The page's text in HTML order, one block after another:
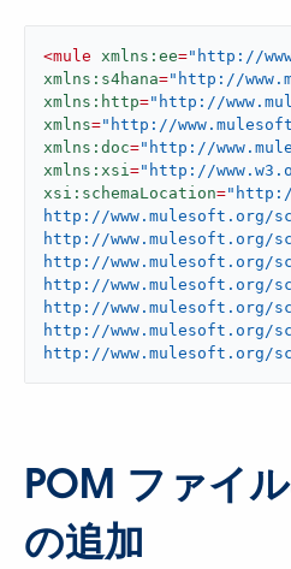
<mule xmlns:ee="http://
xmlns:s4hana="http://
xmlns:http="http://
xmlns="http://
xmlns:doc="http://
xmlns:xsi="http://
xsi:schemaLocation="http://
http://www.mulesoft.org/
http://www.mulesoft.org/
http://www.mulesoft.org/
http://www.mulesoft.org/
http://www.mulesoft.org/
http://www.mulesoft.org/
http://www.mulesoft.org/
POM ファイ
の追加